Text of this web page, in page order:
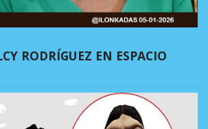
RODRÍGUEZ EN ESPACIO